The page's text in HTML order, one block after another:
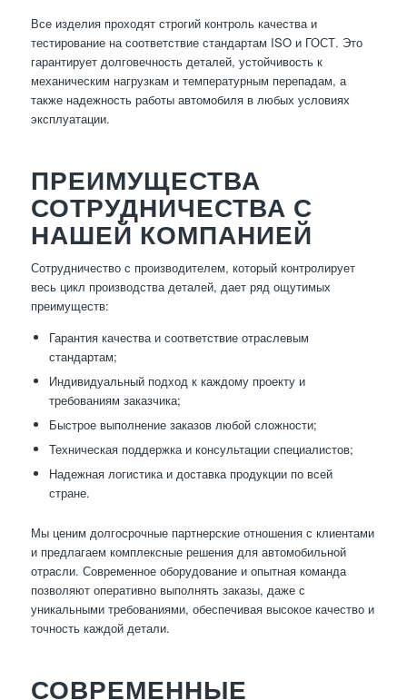
Все изделия проходят строгий контроль качества и
тестирование на соответствие стандартам ISO и ГОСТ. Это
гарантирует долговечность деталей, устойчивость к
механическим нагрузкам и температурным перепадам, а
также надежность работы автомобиля в любых условиях
эксплуатации.
ПРЕИМУЩЕСТВА
СОТРУДНИЧЕСТВА С
НАШЕЙ КОМПАНИЕЙ
Сотрудничество с производителем, который контролирует
весь цикл производства деталей, дает ряд ощутимых
преимуществ:
Гарантия качества и соответствие отраслевым
стандартам;
Индивидуальный подход к каждому проекту и
требованиям заказчика;
Быстрое выполнение заказов любой сложности;
Техническая поддержка и консультации специалистов;
Надежная логистика и доставка продукции по всей
стране.
Мы ценим долгосрочные партнерские отношения с клиентами
и предлагаем комплексные решения для автомобильной
отрасли. Современное оборудование и опытная команда
позволяют оперативно выполнять заказы, даже с
уникальными требованиями, обеспечивая высокое качество и
точность каждой детали.
СОВРЕМЕННЫЕ